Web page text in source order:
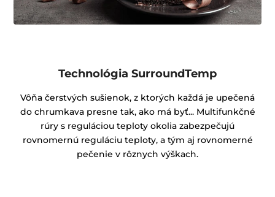
Technológia SurroundTemp
Vôňa čerstvých sušienok, z ktorých každá je upečená
do chrumkava presne tak, ako má byť... Multifunkčné
rúry s reguláciou teploty okolia zabezpečujú
rovnomernú reguláciu teploty, a tým aj rovnomerné
pečenie v rôznych výškach.